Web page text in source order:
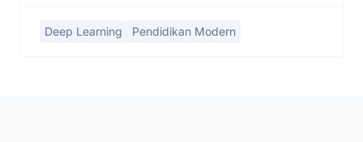
Deep Learning Pendidikan Modern